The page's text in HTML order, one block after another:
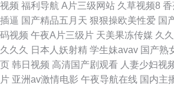
午夜免费在线观看 福利网站导航 日韩一一 超
视频 福利导航 A片三级网站 久草视频8 香
插逼 国产精品五月天 狠狠操欧美性爱 国
码视频 午夜A片三级片 天美果冻传媒 久
久久久
日本人妖射精 学生妹avav 国产熟
页 韩日视频 高清国产剧观看 人妻少妇视
片 亚洲av激情电影 午夜导航在线 国内主